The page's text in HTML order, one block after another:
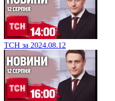
ТСН за 2024.08.12